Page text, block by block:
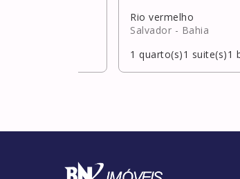
Rio vermelho
Salvador - Bahia
1 quarto(s)1 suite(s)1